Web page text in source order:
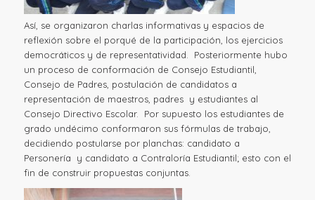
Así, se organizaron charlas informativas y espacios de
reflexión sobre el porqué de la participación, los ejercicios
democráticos y de representatividad. Posteriormente hubo
un proceso de conformación de Consejo Estudiantil,
Consejo de Padres, postulación de candidatos a
representación de maestros, padres y estudiantes al
Consejo Directivo Escolar. Por supuesto los estudiantes de
grado undécimo conformaron sus fórmulas de trabajo,
decidiendo postularse por planchas: candidato a
Personería y candidato a Contraloría Estudiantil; esto con el
fin de construir propuestas conjuntas.